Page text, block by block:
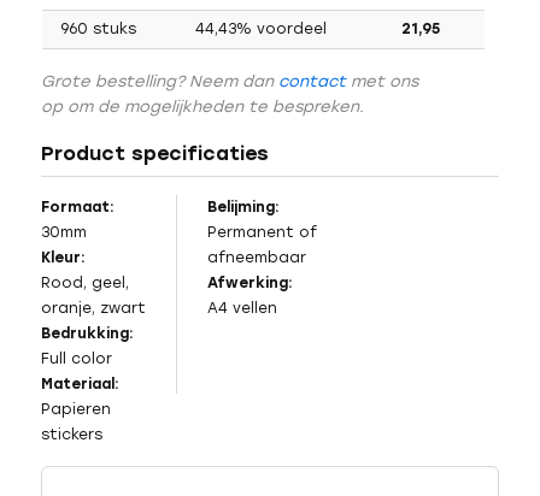
960 stuks 44,43% voordeel 21,95
Grote bestelling? Neem dan contactmet ons
op om de mogelijkheden te bespreken.
Product specificaties
Formaat:
30mm
Kleur:
Rood, geel,
oranje, zwart
Bedrukking:
Full color
Materiaal:
Papieren
stickers
Belijming:
Permanent of
afneembaar
Afwerking:
A4 vellen